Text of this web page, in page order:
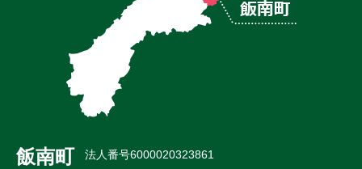
飯南町 法人番号6000020323861